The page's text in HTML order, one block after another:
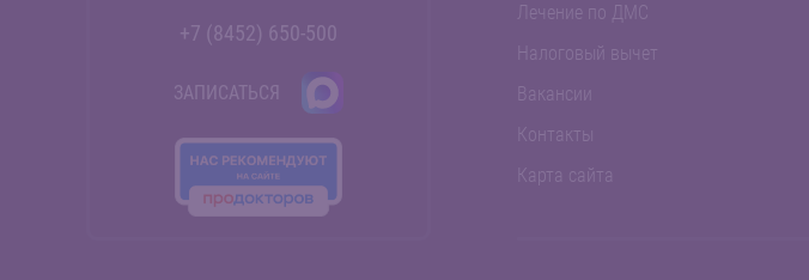
+7 (8452) 650-500
ЗАПИСАТЬСЯ
Лечение по ДМС
Налоговый вычет
Вакансии
Контакты
Карта сайта